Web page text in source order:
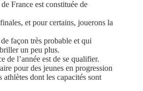
France est constituée de
et pour certains, jouerons la
façon très probable et qui
un peu plus.
de l’année est de se qualifier.
pour des jeunes en progression
dont les capacités sont